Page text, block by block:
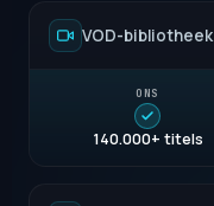
VOD-bibliotheek
140.000+ titels